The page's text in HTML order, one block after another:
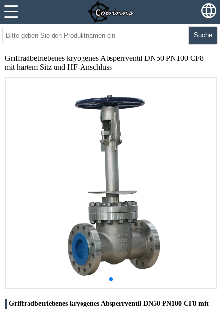
Suche
Griffradbetriebenes kryogenes Absperrventil DN50 PN100 CF8
mit hartem Sitz und HF-Anschluss
Griffradbetriebenes kryogenes Absperrventil DN50 PN100 CF8 mit